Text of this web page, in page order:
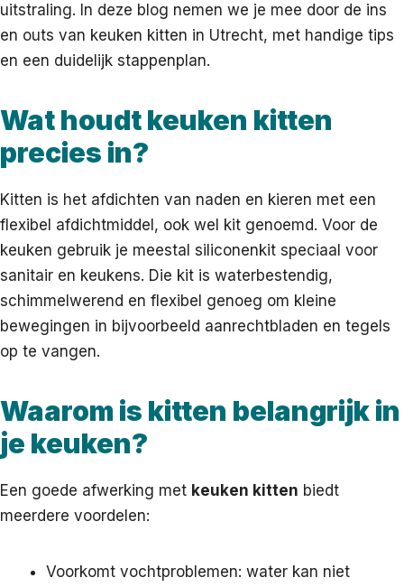
uitstraling. In deze blog nemen we je mee door de ins
en outs van keuken kitten in Utrecht, met handige tips
en een duidelijk stappenplan.
Wat houdt keuken kitten
precies in?
Kitten is het afdichten van naden en kieren met een
flexibel afdichtmiddel, ook wel kit genoemd. Voor de
keuken gebruik je meestal siliconenkit speciaal voor
sanitair en keukens. Die kit is waterbestendig,
schimmelwerend en flexibel genoeg om kleine
bewegingen in bijvoorbeeld aanrechtbladen en tegels
op te vangen.
Waarom is kitten belangrijk in
je keuken?
Een goede afwerking met keuken kitten biedt
meerdere voordelen:
Voorkomt vochtproblemen: water kan niet